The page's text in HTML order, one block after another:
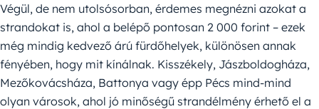
Végül, de nem utolsósorban, érdemes megnézni azokat a
strandokat is, ahol a belépő pontosan 2 000 forint – ezek
még mindig kedvező árú fürdőhelyek, különösen annak
fényében, hogy mit kínálnak. Kisszékely, Jászboldogháza,
Mezőkovácsháza, Battonya vagy épp Pécs mind-mind
olyan városok, ahol jó minőségű strandélmény érhető el a